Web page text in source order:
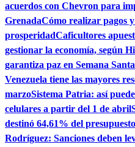
acuerdos con Chevron para
GrenadaCómo realizar pagos
prosperidadCaficultores
gestionar la economía, según
garantiza paz en Semana Santa
Venezuela tiene las mayores
marzoSistema Patria: así
celulares a partir del 1 de abril
destinó 64,61% del
Rodríguez: Sanciones deben